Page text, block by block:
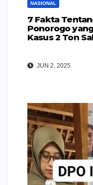
NASIONAL
7 Fakta
Ponorogo
Kasus 2 Ton
JUN 2, 2025